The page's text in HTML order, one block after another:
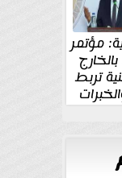
مؤتمر
تربط